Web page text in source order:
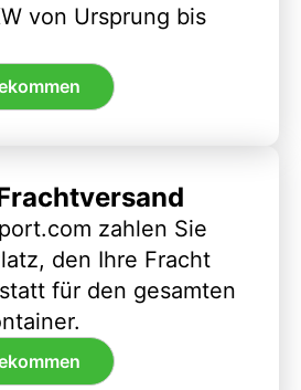
von Ursprung bis
zahlen Sie
den Ihre Fracht
für den gesamten